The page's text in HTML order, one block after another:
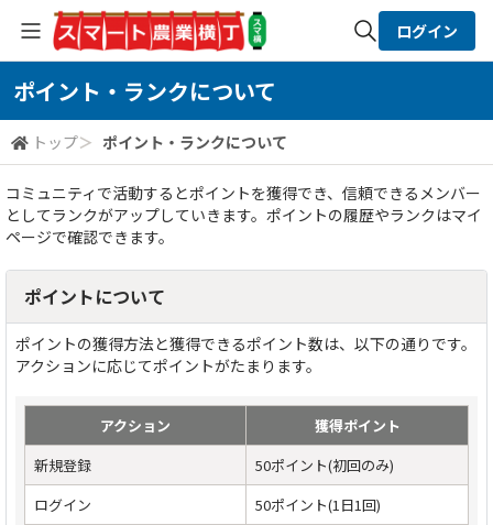
全体検索
検索
ログイン
ポイント・ランクについて
トップ＞ ポイント・ランクについて
コミュニティで活動するとポイントを獲得でき、信頼できるメンバー
としてランクがアップしていきます。ポイントの履歴やランクはマイ
ページで確認できます。
ポイントについて
ポイントの獲得方法と獲得できるポイント数は、以下の通りです。
アクションに応じてポイントがたまります。
アクション
獲得ポイント
新規登録
50ポイント(初回のみ)
ログイン
50ポイント(1日1回)